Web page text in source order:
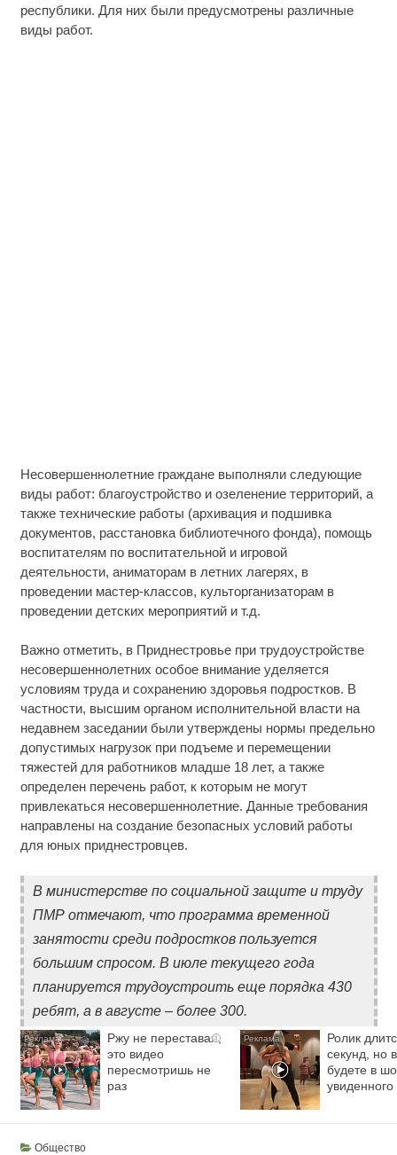
республики. Для них были предусмотрены различные
виды работ.
Несовершеннолетние граждане выполняли следующие
виды работ: благоустройство и озеленение территорий, а
также технические работы (архивация и подшивка
документов, расстановка библиотечного фонда), помощь
воспитателям по воспитательной и игровой
деятельности, аниматорам в летних лагерях, в
проведении мастер-классов, культорганизаторам в
проведении детских мероприятий и т.д.
Важно отметить, в Приднестровье при трудоустройстве
несовершеннолетних особое внимание уделяется
условиям труда и сохранению здоровья подростков. В
частности, высшим органом исполнительной власти на
недавнем заседании были утверждены нормы предельно
допустимых нагрузок при подъеме и перемещении
тяжестей для работников младше 18 лет, а также
определен перечень работ, к которым не могут
привлекаться несовершеннолетние. Данные требования
направлены на создание безопасных условий работы
для юных приднестровцев.
В министерстве по социальной защите и труду
ПМР отмечают, что программа временной
занятости среди подростков пользуется
большим спросом. В июле текущего года
планируется трудоустроить еще порядка 430
ребят, а в августе – более 300.
i
Ржу не переставая,
это видео
пересмотришь не
раз
Ролик
секунд, но
будете в
увиденного
Общество